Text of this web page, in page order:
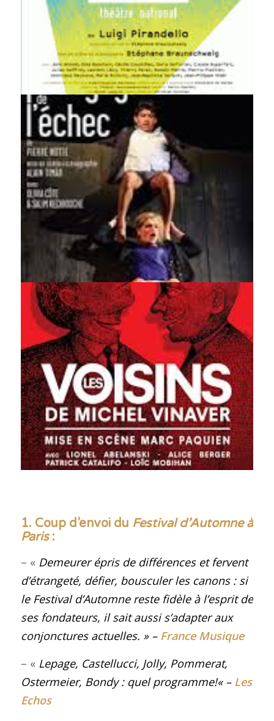
1. Coup d’envoi du Festival d’Automne à
Paris:
– « Demeurer épris de différences et fervent
d’étrangeté, défier, bousculer les canons : si
le Festival d’Automne reste fidèle à l’esprit de
ses fondateurs, il sait aussi s’adapter aux
conjonctures actuelles. » – France Musique
– « Lepage, Castellucci, Jolly, Pommerat,
Ostermeier, Bondy : quel programme!« – Les
Echos